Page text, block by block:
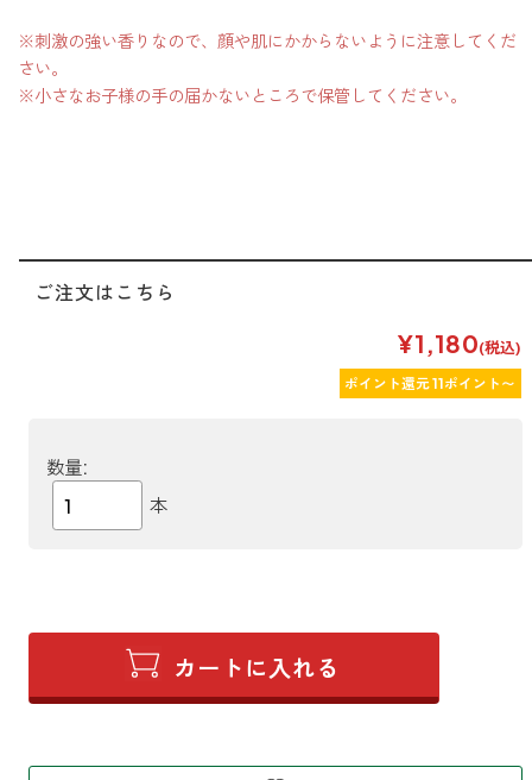
※刺激の強い香りなので、顔や肌にかからないように注意してくだ
さい。
※小さなお子様の手の届かないところで保管してください。
ご注文はこちら
¥1,180(税込)
ポイント還元 11ポイント〜
数量:
本